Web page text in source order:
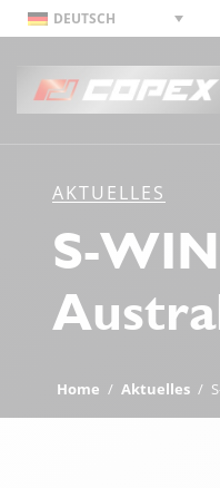
DEUTSCH
AKTUELLES
S-
Home / Aktuelles /